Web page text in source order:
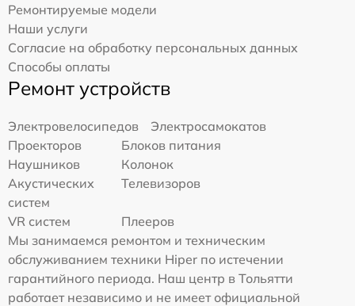
Ремонтируемые модели
Наши услуги
Согласие на обработку персональных данных
Способы оплаты
Ремонт устройств
Электровелосипедов
Электросамокатов
Проекторов
Блоков питания
Наушников
Колонок
Акустических
систем
Телевизоров
VR систем
Плееров
Мы занимаемся ремонтом и техническим
обслуживанием техники Hiper по истечении
гарантийного периода. Наш центр в Тольятти
работает независимо и не имеет официальной